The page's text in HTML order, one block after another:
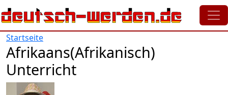
Direkt zum Inhalt
Startseite
Afrikaans(Afrikanisch)
Unterricht